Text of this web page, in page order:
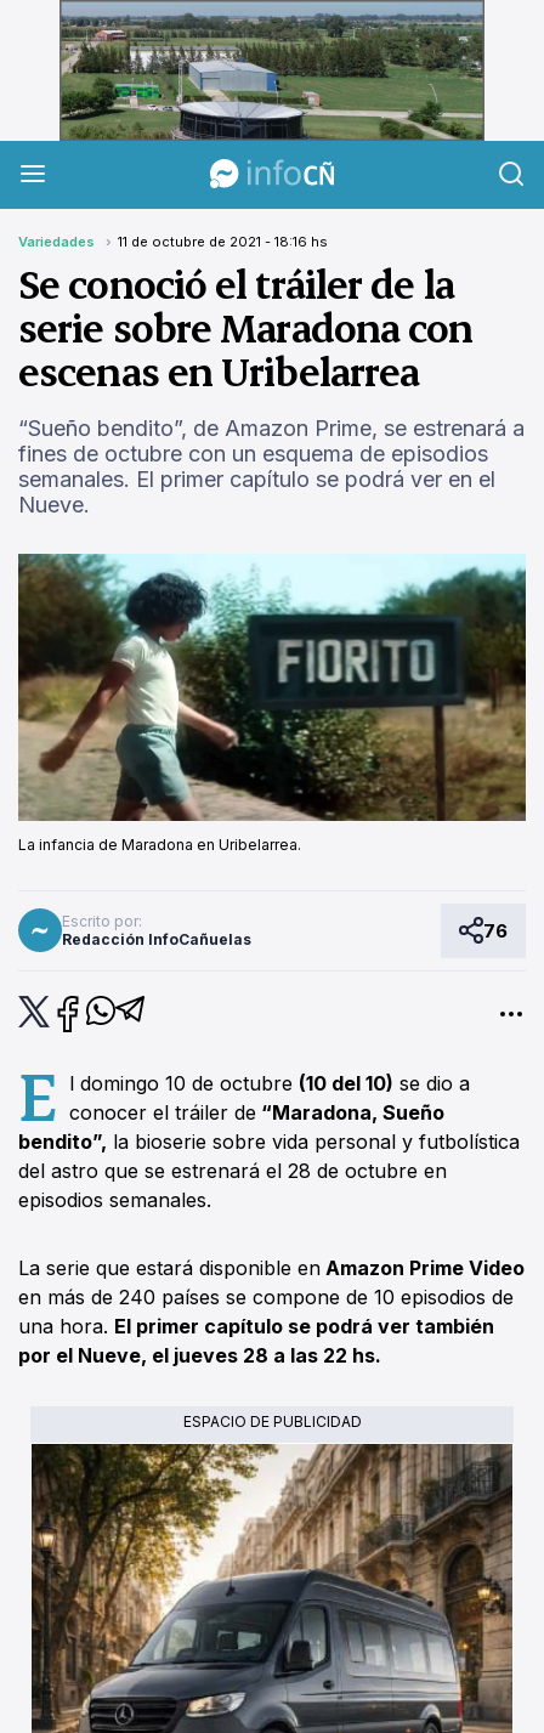
InfoCañuelas
Variedades 11 de octubre de 2021 - 18:16 hs
Se conoció el tráiler de la
serie sobre Maradona con
escenas en Uribelarrea
“Sueño bendito”, de Amazon Prime, se estrenará a
fines de octubre con un esquema de episodios
semanales. El primer capítulo se podrá ver en el
Nueve.
La infancia de Maradona en Uribelarrea.
Escrito por:
Redacción InfoCañuelas
76
E l domingo 10 de octubre (10 del 10) se dio a
conocer el tráiler de “Maradona, Sueño
bendito”, la bioserie sobre vida personal y futbolística
del astro que se estrenará el 28 de octubre en
episodios semanales.
La serie que estará disponible en Amazon Prime Video
en más de 240 países se compone de 10 episodios de
una hora. El primer capítulo se podrá ver también
por el Nueve, el jueves 28 a las 22 hs.
ESPACIO DE PUBLICIDAD